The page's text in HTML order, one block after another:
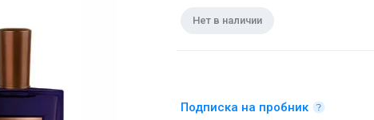
Нет в наличии
Подписка на пробник